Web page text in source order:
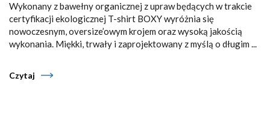
Wykonany z bawełny organicznej z upraw będących w trakcie
certyfikacji ekologicznej T-shirt BOXY wyróżnia się
nowoczesnym, oversize’owym krojem oraz wysoką jakością
wykonania. Miękki, trwały i zaprojektowany z myślą o długim ...
Czytaj